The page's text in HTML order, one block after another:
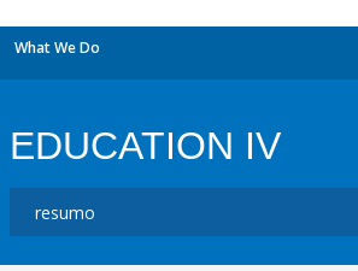
What We Do
EDUCATION IV